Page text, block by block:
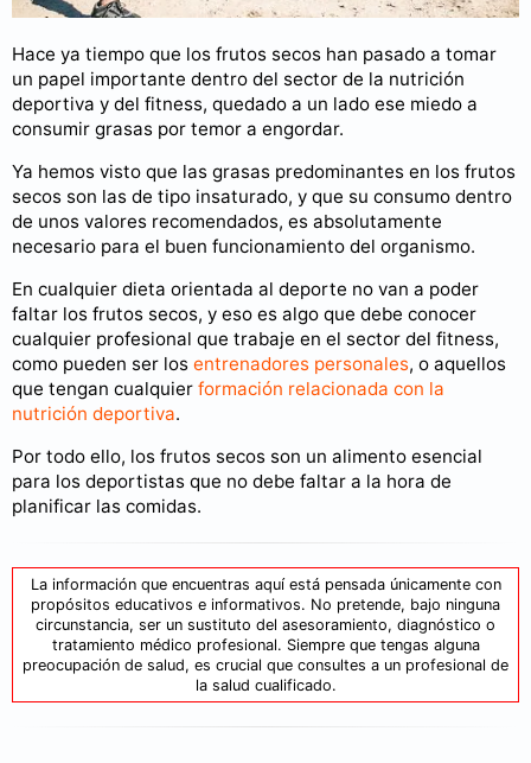
Hace ya tiempo que los frutos secos han pasado a tomar
un papel importante dentro del sector de la nutrición
deportiva y del fitness, quedado a un lado ese miedo a
consumir grasas por temor a engordar.
Ya hemos visto que las grasas predominantes en los frutos
secos son las de tipo insaturado, y que su consumo dentro
de unos valores recomendados, es absolutamente
necesario para el buen funcionamiento del organismo.
En cualquier dieta orientada al deporte no van a poder
faltar los frutos secos, y eso es algo que debe conocer
cualquier profesional que trabaje en el sector del fitness,
como pueden ser los entrenadores personales, o aquellos
que tengan cualquier formación relacionada con la
nutrición deportiva.
Por todo ello, los frutos secos son un alimento esencial
para los deportistas que no debe faltar a la hora de
planificar las comidas.
La información que encuentras aquí está pensada únicamente con
propósitos educativos e informativos. No pretende, bajo ninguna
circunstancia, ser un sustituto del asesoramiento, diagnóstico o
tratamiento médico profesional. Siempre que tengas alguna
preocupación de salud, es crucial que consultes a un profesional de
la salud cualificado.